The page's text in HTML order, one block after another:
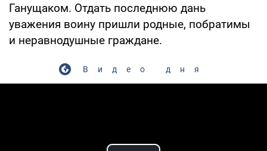
Ганущаком. Отдать последнюю дань
уважения воину пришли родные, побратимы
и неравнодушные граждане.
Видео дня